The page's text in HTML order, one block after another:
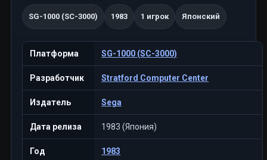
SG-1000 (SC-3000) 1983 1 игрок Японский
Платформа SG-1000 (SC-3000)
Разработчик Stratford Computer Center
Издатель Sega
Дата релиза 1983 (Япония)
Год 1983